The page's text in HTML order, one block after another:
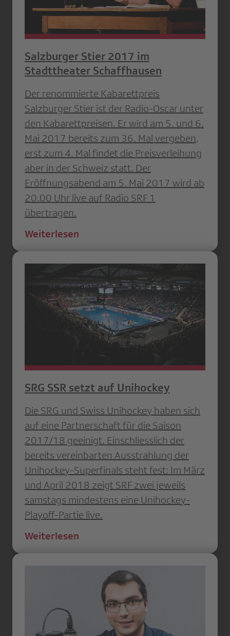
Salzburger Stier 2017 im
Stadttheater Schaffhausen
Der renommierte Kabarettpreis
Salzburger Stier ist der Radio-Oscar unter
den Kabarettpreisen. Er wird am 5. und 6.
Mai 2017 bereits zum 36. Mal vergeben,
erst zum 4. Mal findet die Preisverleihung
aber in der Schweiz statt. Der
Eröffnungsabend am 5. Mai 2017 wird ab
20.00 Uhr live auf Radio SRF 1
übertragen.
Weiterlesen
SRG SSR setzt auf Unihockey
Die SRG und Swiss Unihockey haben sich
auf eine Partnerschaft für die Saison
2017/18 geeinigt. Einschliesslich der
bereits vereinbarten Ausstrahlung der
Unihockey-Superfinals steht fest: Im März
und April 2018 zeigt SRF zwei jeweils
samstags mindestens eine Unihockey-
Playoff-Partie live.
Weiterlesen